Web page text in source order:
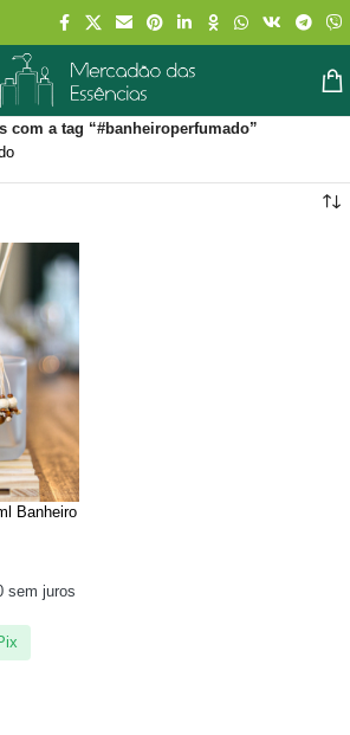
com a tag “#banheiroperfumado”
Banheiro
sem juros